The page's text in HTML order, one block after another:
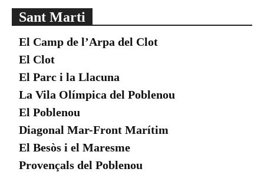
Sant Marti
El Camp de l’Arpa del Clot
El Clot
El Parc i la Llacuna
La Vila Olímpica del Poblenou
El Poblenou
Diagonal Mar-Front Marítim
El Besòs i el Maresme
Provençals del Poblenou